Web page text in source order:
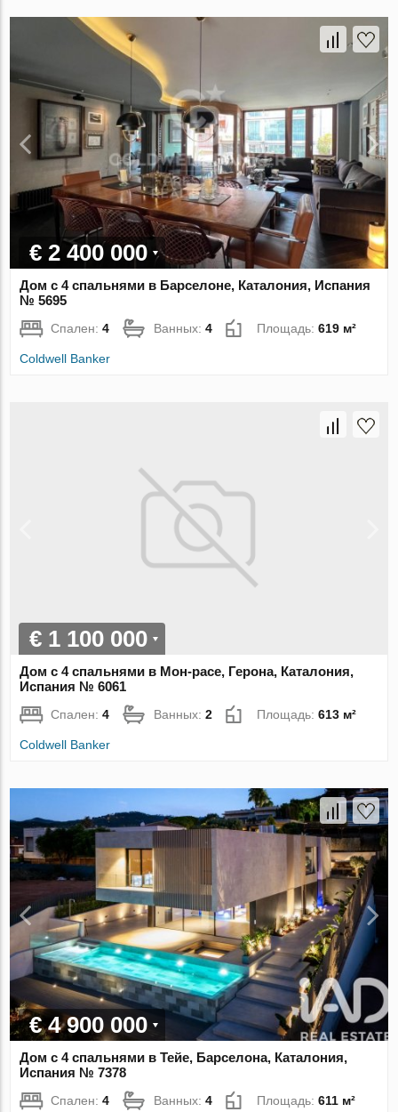
€ 2 400 000
Дом с 4 спальнями в Барселоне, Каталония, Испания
№ 5695
Спален:4 Ванных:4 Площадь:619 м²
Coldwell Banker
€ 1 100 000
Дом с 4 спальнями в Мон-расе, Герона, Каталония,
Испания № 6061
Спален:4 Ванных:2 Площадь:613 м²
Coldwell Banker
€ 4 900 000
Дом с 4 спальнями в Тейе, Барселона, Каталония,
Испания № 7378
Спален:4 Ванных:4 Площадь:611 м²